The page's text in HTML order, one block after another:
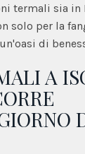
termali sia in
solo per la
di
A